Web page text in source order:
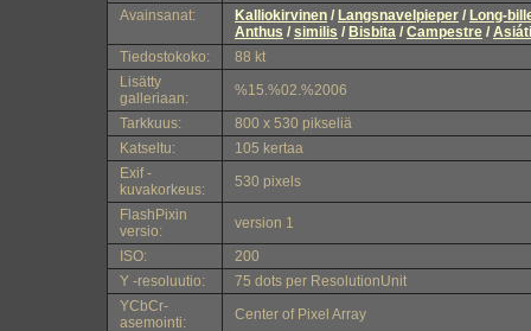
Avainsanat:
Kalliokirvinen / Langsnavelpieper / Long-
Anthus / similis / Bisbita / Campestre /
Tiedostokoko:
88 kt
Lisätty
galleriaan:
%15.%02.%2006
Tarkkuus:
800 x 530 pikseliä
Katseltu:
105 kertaa
Exif -
kuvakorkeus:
530 pixels
FlashPixin
versio:
version 1
ISO:
200
Y -resoluutio:
75 dots per ResolutionUnit
YCbCr-
asemointi:
Center of Pixel Array